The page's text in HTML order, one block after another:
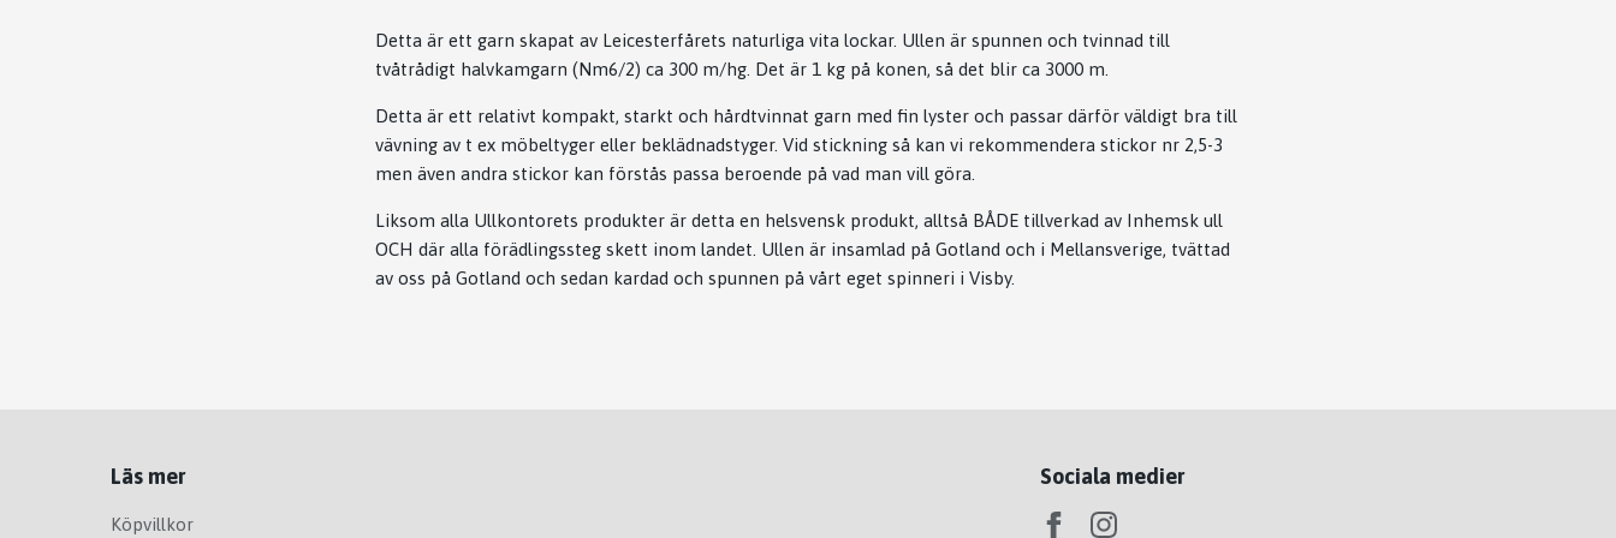
Detta är ett garn skapat av Leicesterfårets naturliga vita lockar. Ullen är spunnen och tvinnad till
tvåtrådigt halvkamgarn (Nm6/2) ca 300 m/hg. Det är 1 kg på konen, så det blir ca 3000 m.
Detta är ett relativt kompakt, starkt och hårdtvinnat garn med fin lyster och passar därför väldigt bra till
vävning av t ex möbeltyger eller beklädnadstyger. Vid stickning så kan vi rekommendera stickor nr 2,5-3
men även andra stickor kan förstås passa beroende på vad man vill göra.
Liksom alla Ullkontorets produkter är detta en helsvensk produkt, alltså BÅDE tillverkad av Inhemsk ull
OCH där alla förädlingssteg skett inom landet. Ullen är insamlad på Gotland och i Mellansverige, tvättad
av oss på Gotland och sedan kardad och spunnen på vårt eget spinneri i Visby.
Läs mer
Köpvillkor
Sociala medier